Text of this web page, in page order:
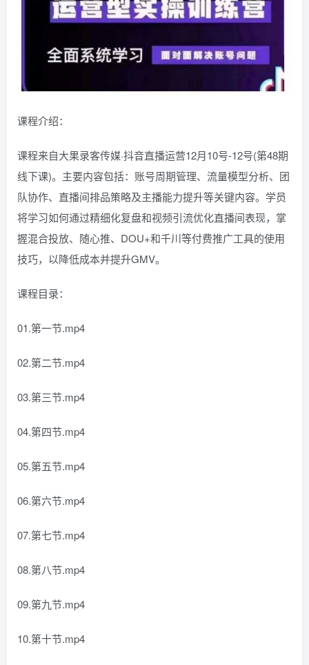
课程介绍：
课程来自大果录客传媒·抖音直播运营12月10号-12号(第48期
线下课)。主要内容包括：账号周期管理、流量模型分析、团
队协作、直播间排品策略及主播能力提升等关键内容。学员
将学习如何通过精细化复盘和视频引流优化直播间表现，掌
握混合投放、随心推、DOU+和千川等付费推广工具的使用
技巧，以降低成本并提升GMV。
课程目录：
01.第一节.mp4
02.第二节.mp4
03.第三节.mp4
04.第四节.mp4
05.第五节.mp4
06.第六节.mp4
07.第七节.mp4
08.第八节.mp4
09.第九节.mp4
10.第十节.mp4